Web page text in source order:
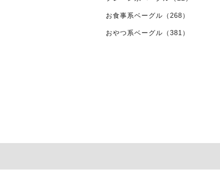
お食事系ベーグル（268）
おやつ系ベーグル（381）